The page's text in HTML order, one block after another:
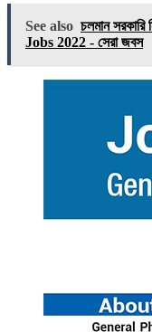
See also চলমান
Jobs 2022 - সেরা জবস